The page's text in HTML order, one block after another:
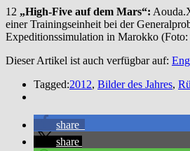
12 „High-Five auf dem Mars“:
einer Trainingseinheit bei der
Expeditionssimulation in Marokko
Dieser Artikel ist auch verfügbar auf:
Tagged:2012, Bilder des Jahres,
share
share